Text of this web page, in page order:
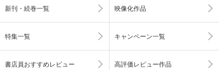
新刊・続巻一覧 映像化作品
特集一覧 キャンペーン一覧
書店員おすすめレビュー 高評価レビュー作品